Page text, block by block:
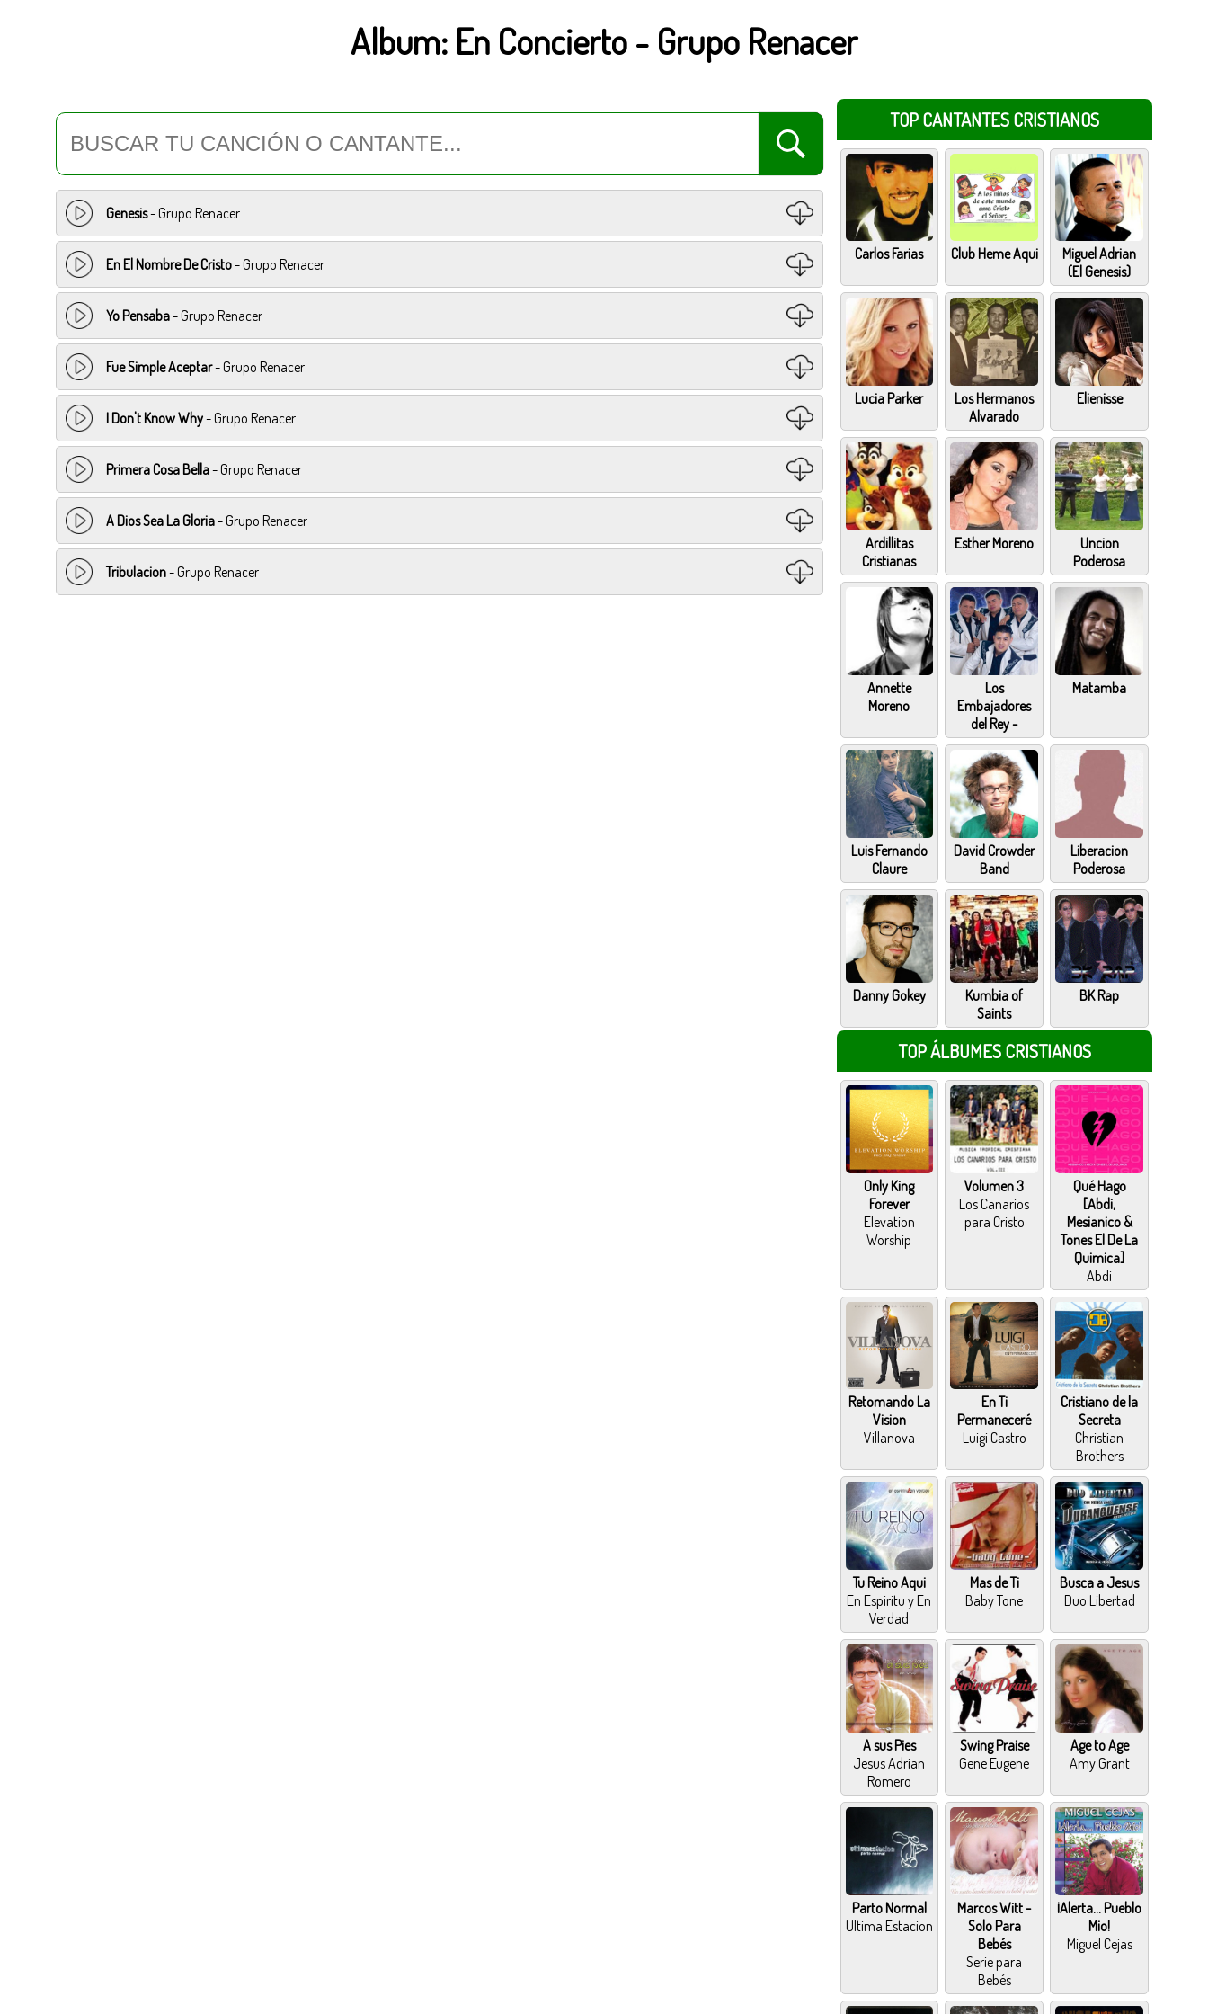
Album: En Concierto - Grupo Renacer
Genesis- Grupo Renacer
En El Nombre De Cristo- Grupo Renacer
Yo Pensaba- Grupo Renacer
Fue Simple Aceptar- Grupo Renacer
I Don't Know Why- Grupo Renacer
Primera Cosa Bella- Grupo Renacer
A Dios Sea La Gloria- Grupo Renacer
Tribulacion- Grupo Renacer
TOP CANTANTES CRISTIANOS
Carlos Farias Club Heme Aqui
Miguel Adrian
(El Genesis)
Lucia Parker
Los Hermanos
Alvarado
Elienisse
Ardillitas
Cristianas
Esther Moreno
Uncion
Poderosa
Annette
Moreno
Los
Embajadores
del Rey -
Matamba
Luis Fernando
Claure
David Crowder
Band
Liberacion
Poderosa
Danny Gokey
Kumbia of
Saints
BK Rap
TOP ÁLBUMES CRISTIANOS
Only King
Forever
Elevation
Worship
Volumen 3
Los Canarios
para Cristo
Qué Hago
[Abdi,
Mesianico &
Tones El De La
Quimica]
Abdi
Retomando La
Vision
Villanova
En Ti
Permaneceré
Luigi Castro
Cristiano de la
Secreta
Christian
Brothers
Tu Reino Aqui
En Espiritu y En
Verdad
Mas de Ti
Baby Tone
Busca a Jesus
Duo Libertad
A sus Pies
Jesus Adrian
Romero
Swing Praise
Gene Eugene
Age to Age
Amy Grant
Parto Normal
Ultima Estacion
Marcos Witt -
Solo Para
Bebés
Serie para
Bebés
¡Alerta... Pueblo
Mio!
Miguel Cejas